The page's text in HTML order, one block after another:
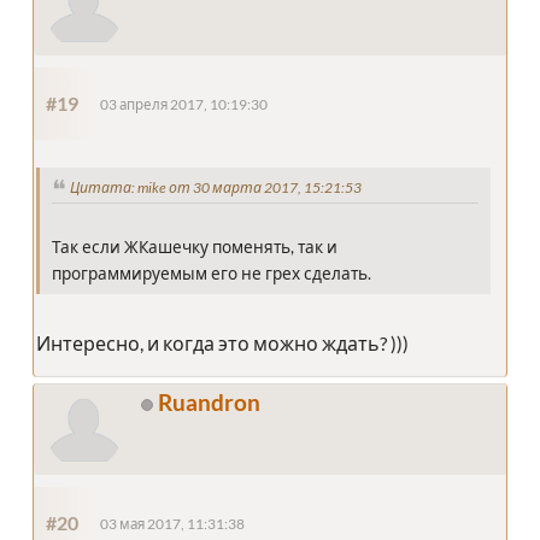
#19 03 апреля 2017, 10:19:30
Цитата: mike от 30 марта 2017, 15:21:53
Так если ЖКашечку поменять, так и
программируемым его не грех сделать.
Интересно, и когда это можно ждать? )))
Ruandron
#20 03 мая 2017, 11:31:38